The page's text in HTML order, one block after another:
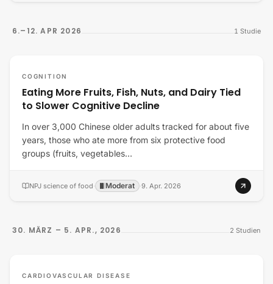
6.–12. APR 2026 1 Studie
COGNITION
Eating More Fruits, Fish, Nuts, and Dairy Tied
to Slower Cognitive Decline
In over 3,000 Chinese older adults tracked for about five
years, those who ate more from six protective food
groups (fruits, vegetables…
NPJ science of food· Moderat ·9. Apr. 2026
30. MÄRZ – 5. APR., 2026 2 Studien
CARDIOVASCULAR DISEASE